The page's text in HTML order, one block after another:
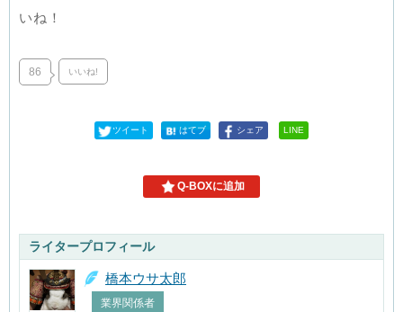
いね！
86 いいね!
ツイート はてブ シェア LINE
Q-BOXに追加
ライタープロフィール
橋本ウサ太郎
業界関係者